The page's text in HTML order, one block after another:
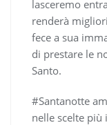
lasceremo
renderà
fece a sua
di prestare le
Santo.
#Santanotte
nelle scelte